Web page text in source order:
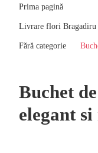
Prima pagină
Livrare flori Bragadiru
Fără categorie
Buchet
elegant